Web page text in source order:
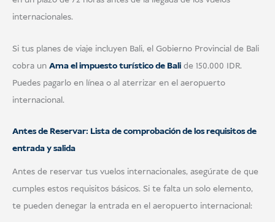
internacionales.
Si tus planes de viaje incluyen Bali, el Gobierno Provincial de Bali
cobra un Ama el impuesto turístico de Bali de 150.000 IDR.
Puedes pagarlo en línea o al aterrizar en el aeropuerto
internacional.
Antes de Reservar: Lista de comprobación de los requisitos de
entrada y salida
Antes de reservar tus vuelos internacionales, asegúrate de que
cumples estos requisitos básicos. Si te falta un solo elemento,
te pueden denegar la entrada en el aeropuerto internacional: